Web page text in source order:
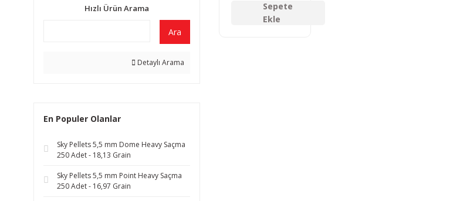
Hızlı Ürün Arama
Ara
Detaylı Arama
En Populer Olanlar
Sky Pellets 5,5 mm Dome Heavy Saçma
250 Adet - 18,13 Grain
Sky Pellets 5,5 mm Point Heavy Saçma
250 Adet - 16,97 Grain
Sepete
Ekle